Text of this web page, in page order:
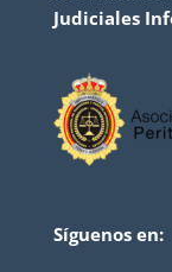
Judiciales
Síguenos en: